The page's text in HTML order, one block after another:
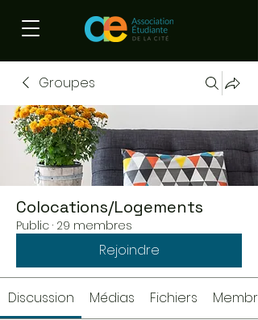
Groupes
Colocations/Logements
Public · 29 membres
Rejoindre
Discussion Médias Fichiers